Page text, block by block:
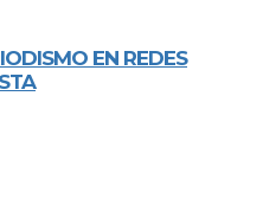
EN REDES